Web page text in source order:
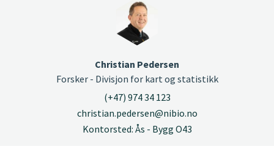
Christian Pedersen
Forsker - Divisjon for kart og statistikk
(+47) 974 34 123
christian.pedersen@nibio.no
Kontorsted: Ås - Bygg O43